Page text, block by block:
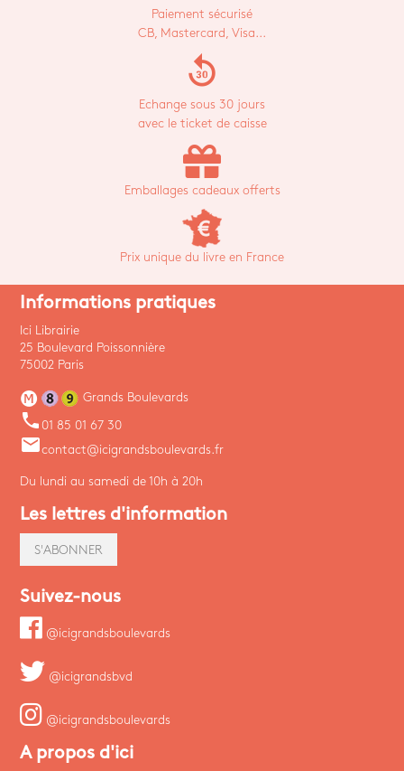
Paiement sécurisé
CB, Mastercard, Visa...
replay_30
Echange sous 30 jours
avec le ticket de caisse
Emballages cadeaux offerts
Prix unique du livre en France
Informations pratiques
Ici Librairie
25 Boulevard Poissonnière
75002 Paris
Grands Boulevards
phone 01 85 01 67 30
emailcontact@icigrandsboulevards.fr
Du lundi au samedi de 10h à 20h
Les lettres d'information
S'ABONNER
Suivez-nous
@icigrandsboulevards
@icigrandsbvd
@icigrandsboulevards
A propos d'ici